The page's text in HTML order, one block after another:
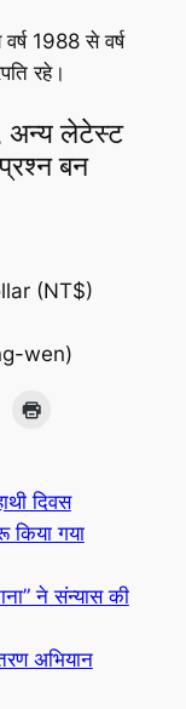
1988 से वर्ष
रहे।
अन्य लेटेस्ट
बन
(NT$)
wen)
दिवस
किया गया
ने संन्यास की
अभियान